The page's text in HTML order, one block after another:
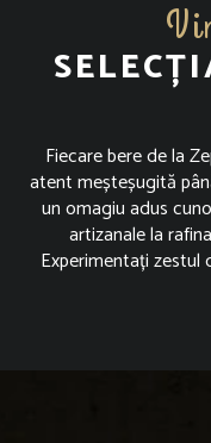
Fiecare bere de la
atent meșteșugită
un omagiu adus
artizanale la
Experimentați zestul